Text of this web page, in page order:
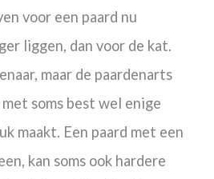
voor een paard nu
liggen, dan voor de kat.
maar de paardenarts
soms best wel enige
maakt. Een paard met een
kan soms ook hardere